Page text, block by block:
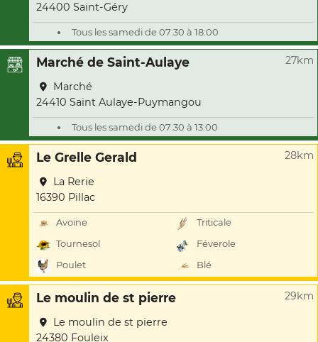
24400 Saint-Géry
Tous les samedi de 07:30 à 18:00
Marché de Saint-Aulaye 27km
Marché
24410 Saint Aulaye-Puymangou
Tous les samedi de 07:30 à 13:00
Le Grelle Gerald 28km
La Rerie
16390 Pillac
Avoine
Triticale
Tournesol
Féverole
Poulet
Blé
Le moulin de st pierre 29km
Le moulin de st pierre
24380 Fouleix